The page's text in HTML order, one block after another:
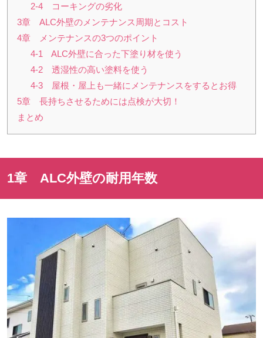
2-4 コーキングの劣化
3章 ALC外壁のメンテナンス周期とコスト
4章 メンテナンスの3つのポイント
4-1 ALC外壁に合った下塗り材を使う
4-2 透湿性の高い塗料を使う
4-3 屋根・屋上も一緒にメンテナンスをするとお得
5章 長持ちさせるためには点検が大切！
まとめ
1章 ALC外壁の耐用年数